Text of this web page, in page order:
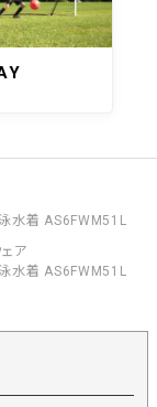
泳水着 AS6FWM51L
ア
泳水着 AS6FWM51L